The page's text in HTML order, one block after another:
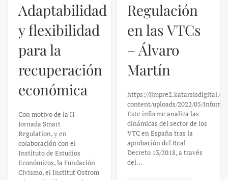
Regulación
en las VTCs
– Álvaro
Martín
https://ijmpre2.katarsisdigital.com/wp-
content/uploads/2022/05/Informe_sobre_las_VTC.pdf
Este informe analiza las
dinámicas del sector de los
VTC en España tras la
aprobación del Real
Decreto 13/2018, a través
del…
El caso de
Silicon
Valley Bank:
un análisis
financiero –
Daniel